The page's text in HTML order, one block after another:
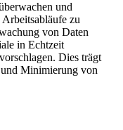
und
zu
von Daten
in Echtzeit
Dies trägt
Minimierung von